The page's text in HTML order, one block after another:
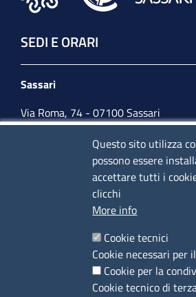
SEDI E ORARI
Sassari
Via Roma, 74 - 07100 Sassari
Tel. 079 2080274
lunedì - venerdì: 10,00 - 13,00;
Camera di Commercio, Industria,
Agricoltura di Sassari
Questo sito utilizza
possono essere
accettare tutti i
clicchi
More info
Cookie tecnici
Cookie necessari
Cookie per la
Cookie tecnico di